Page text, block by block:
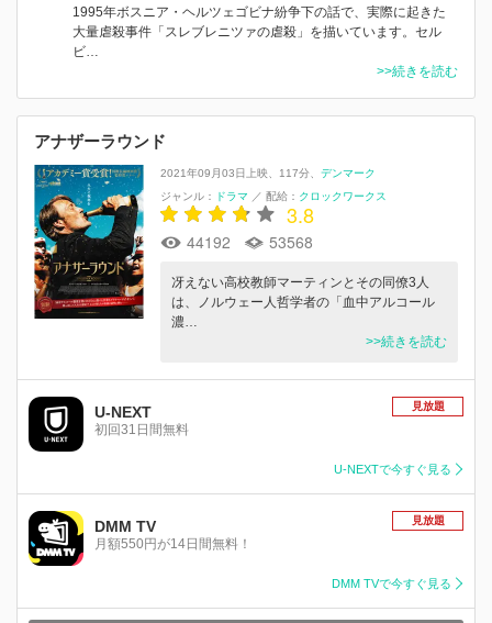
1995年ボスニア・ヘルツェゴビナ紛争下の話で、実際に起きた
大量虐殺事件「スレブレニツァの虐殺」を描いています。セル
ビ…
>>続きを読む
アナザーラウンド
2021年09月03日上映 117分
デンマーク
ジャンル：
ドラマ ／ 配給： クロックワークス
3.8
44192 53568
冴えない高校教師マーティンとその同僚3人
は、ノルウェー人哲学者の「血中アルコール
濃…
>>続きを読む
U-NEXT
初回31日間無料
見放題
U-NEXTで今すぐ見る
DMM TV
月額550円が14日間無料！
見放題
DMM TVで今すぐ見る